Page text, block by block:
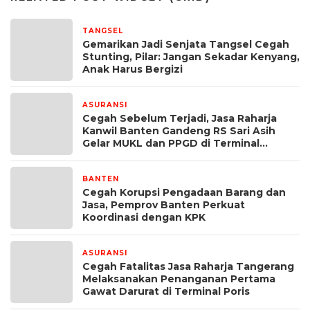
TANGSEL
Gemarikan Jadi Senjata Tangsel Cegah
Stunting, Pilar: Jangan Sekadar Kenyang,
Anak Harus Bergizi
ASURANSI
Cegah Sebelum Terjadi, Jasa Raharja
Kanwil Banten Gandeng RS Sari Asih
Gelar MUKL dan PPGD di Terminal
BANTEN
Cegah Korupsi Pengadaan Barang dan
Jasa, Pemprov Banten Perkuat
Koordinasi dengan KPK
ASURANSI
Cegah Fatalitas Jasa Raharja Tangerang
Melaksanakan Penanganan Pertama
Gawat Darurat di Terminal Poris